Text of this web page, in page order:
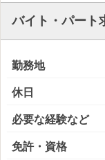
バイト・パート
勤務地
休日
必要な経験など
免許・資格